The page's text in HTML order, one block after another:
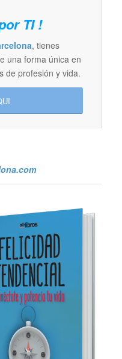
TI !
, tienes
una forma única en
de profesión y vida.